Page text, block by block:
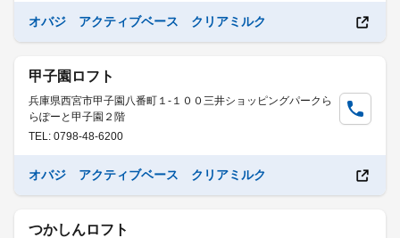
オバジ アクティブベース クリアミルク
甲子園ロフト
兵庫県西宮市甲子園八番町１-１００三井ショッピングパークら
らぽーと甲子園２階
TEL: 0798-48-6200
オバジ アクティブベース クリアミルク
つかしんロフト